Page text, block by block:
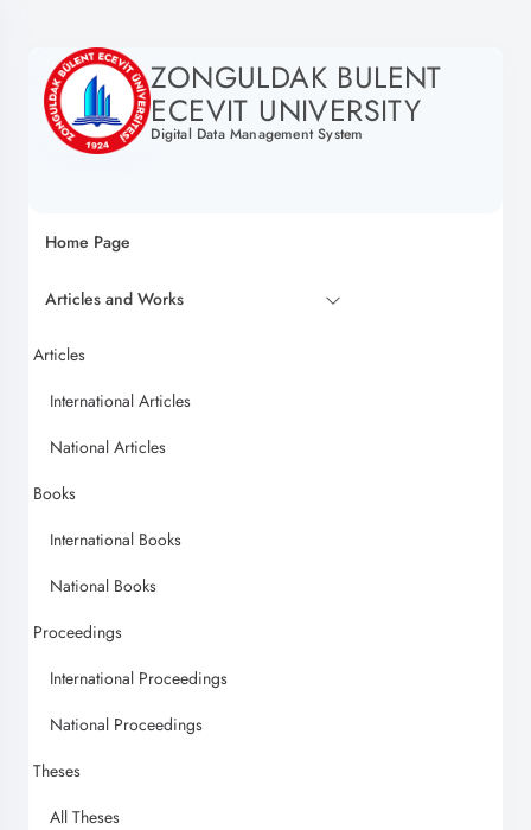
ZONGULDAK BULENT
ECEVIT UNIVERSITY
Digital Data Management System
Home Page
Articles and Works
Articles
International Articles
National Articles
Books
International Books
National Books
Proceedings
International Proceedings
National Proceedings
Theses
All Theses